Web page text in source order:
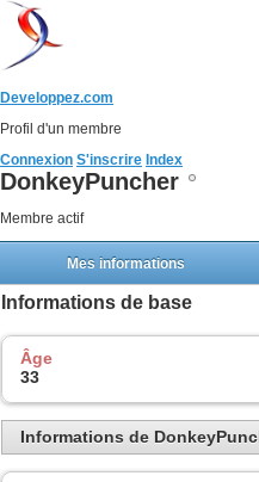
Developpez.com
Profil d'un membre
Connexion S'inscrire Index
DonkeyPuncher
Membre actif
Mes informations
Informations de base
Âge
33
Informations de